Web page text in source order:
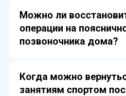
Можно ли
операции на
позвоночника дома?
Когда можно
занятиям спортом